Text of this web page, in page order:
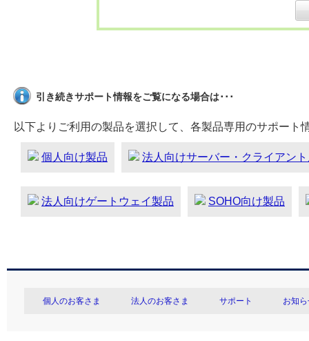
引き続きサポート情報をご覧になる場合は･･･
以下よりご利用の製品を選択して、各製品専用のサポート
個人向け製品 法人向けサーバー・クライアン
法人向けゲートウェイ製品 SOHO向け製品
個人のお客さま 法人のお客さま サポート お知